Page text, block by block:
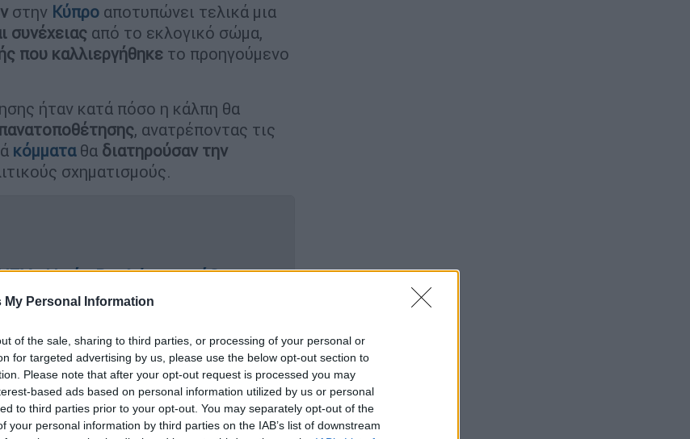
My Personal Information
of the sale, sharing to third parties, or processing of your personal or
for targeted advertising by us, please use the below opt-out section to
Please note that after your opt-out request is processed you may
based ads based on personal information utilized by us or personal
to third parties prior to your opt-out. You may separately opt-out of the
your personal information by third parties on the IAB’s list of downstream
στην Κύπρο αποτυπώνει τελικά μια
συνέχειας από το εκλογικό σώμα,
που καλλιεργήθηκε το προηγούμενο
ήταν κατά πόσο η κάλπη θα
, ανατρέποντας τις
κόμματαθα διατηρούσαν την
σχηματισμούς.
- Η νέα Βουλή με τα έξι
ΔΗΣΥ μέχρι το κόμμα Φειδία